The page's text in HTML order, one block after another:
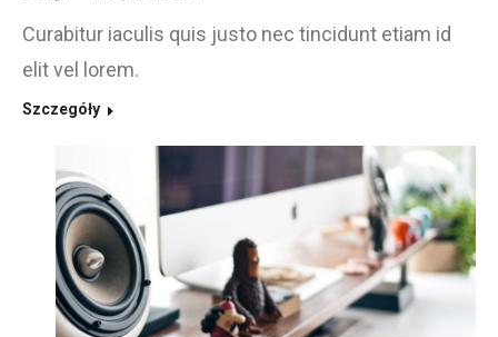
Curabitur iaculis quis justo nec tincidunt etiam id
elit vel lorem.
Szczegóły